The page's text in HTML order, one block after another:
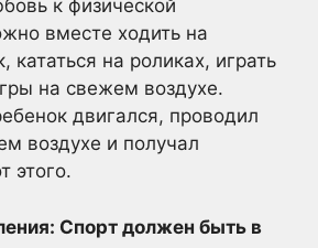
к физической
вместе ходить на
кататься на роликах, играть
на свежем воздухе.
двигался, проводил
воздухе и получал
этого.
Спорт должен быть в